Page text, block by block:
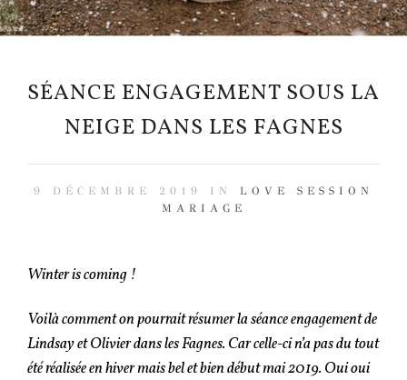
SÉANCE ENGAGEMENT SOUS LA
NEIGE DANS LES FAGNES
9 DÉCEMBRE 2019 IN LOVE SESSION
MARIAGE
Winter is coming !
Voilà comment on pourrait résumer la séance engagement de
Lindsay et Olivier dans les Fagnes. Car celle-ci n’a pas du tout
été réalisée en hiver mais bel et bien début mai 2019. Oui oui